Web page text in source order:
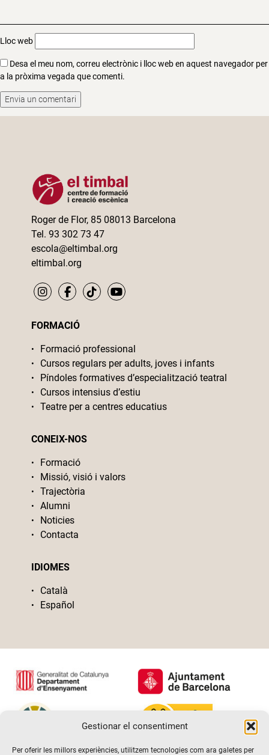
Gestionar el consentiment
Per oferir les millors experiències, utilitzem tecnologies com ara galetes per
Lloc web
Desa el meu nom, correu electrònic i lloc web en aquest navegador per
a la pròxima vegada que comenti.
Roger de Flor, 85 08013 Barcelona
Tel. 93 302 73 47
escola@eltimbal.org
eltimbal.org
FORMACIÓ
Formació professional
Cursos regulars per adults, joves i infants
Píndoles formatives d’especialització teatral
Cursos intensius d’estiu
Teatre per a centres educatius
CONEIX-NOS
Formació
Missió, visió i valors
Trajectòria
Alumni
Noticies
Contacta
IDIOMES
Català
Español